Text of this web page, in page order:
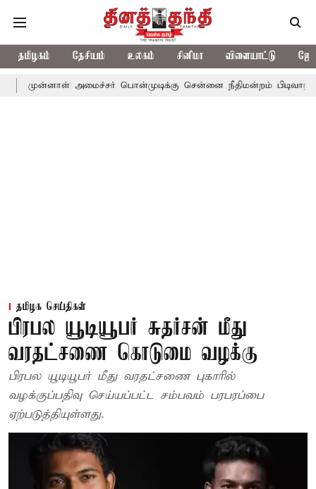
தமிழகம் தேசியம் உலகம் சினிமா விளையாட்டு
அமைச்சர் பொன்முடிக்கு சென்னை நீதிமன்றம் பிடிவாராண்ட்
தமிழக செய்திகள்
பிரபல யூடியூபர் சுதர்சன் மீது
வரதட்சணை கொடுமை வழக்கு
பிரபல யூடியூபர் மீது வரதட்சணை புகாரில்
வழக்குப்பதிவு செய்யப்பட்ட சம்பவம் பரபரப்பை
ஏற்படுத்தியுள்ளது.